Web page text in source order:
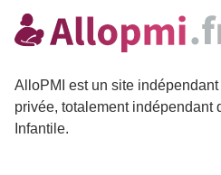
AlloPMI est un site
privée, totalement indépendant
Infantile.